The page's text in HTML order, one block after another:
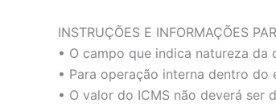
INSTRUÇÕES E INFORMAÇÕES
• O campo que indica natureza
• Para operação interna dentro do
• O valor do ICMS não deverá ser